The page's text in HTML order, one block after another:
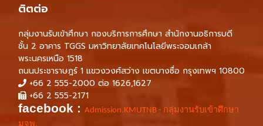
ติตต่อ
กลุ่มงานรับเข้าศึกษา กองบริการการศึกษา สำนักงานอธิการบดี
ชั้น 2 อาคาร TGGS มหาวิทยาลัยเทคโนโลยีพระจอมเกล้า
พระนครเหนือ 1518
ถนนประชาราษฎร์ 1 แขวงวงศ์สว่าง เขตบางซื่อ กรุงเทพฯ 10800
+66 2 555-2000 ต่อ 1626,1627
+66 2 555-2171
facebook : Admission.KMUTNB - กลุ่มงานรับเข้าศึกษา